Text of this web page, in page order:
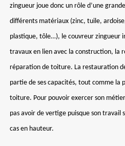
zingueur joue donc un rôle d’une
différents matériaux (zinc, tuile,
plastique, tôle…), le couvreur zingueur
travaux en lien avec la construction, la
réparation de toiture. La restauration
partie de ses capacités, tout comme la
toiture. Pour pouvoir exercer son
pas avoir de vertige puisque son travail
cas en hauteur.